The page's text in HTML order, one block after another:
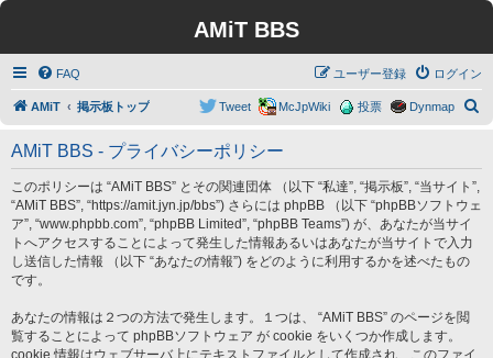
AMiT BBS
FAQ ログイン
ユーザー登録
AMiT 掲示板トップ Dynmap
投票
McJpWiki
Tweet
AMiT BBS - プライバシーポリシー
このポリシーは “AMiT BBS” とその関連団体 （以下 “私達”, “掲示板”, “当サイト”,
“AMiT BBS”, “https://amit.jyn.jp/bbs”) さらには phpBB （以下 “phpBBソフトウェ
ア”, “www.phpbb.com”, “phpBB Limited”, “phpBB Teams”) が、あなたが当サイ
トへアクセスすることによって発生した情報あるいはあなたが当サイトで入力
し送信した情報 （以下 “あなたの情報”) をどのように利用するかを述べたもの
です。
あなたの情報は２つの方法で発生します。１つは、 “AMiT BBS” のページを閲
覧することによって phpBBソフトウェア が cookie をいくつか作成します。
cookie 情報はウェブサーバ上にテキストファイルとして作成され、このファイ